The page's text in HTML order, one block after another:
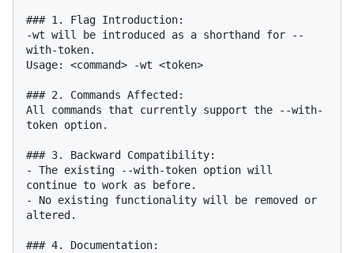
### 1. Flag Introduction:
-wt will be introduced as a shorthand for --
with-token.
Usage: <command> -wt <token>
### 2. Commands Affected:
All commands that currently support the --with-
token option.
### 3. Backward Compatibility:
- The existing --with-token option will
continue to work as before.
- No existing functionality will be removed or
altered.
### 4. Documentation: